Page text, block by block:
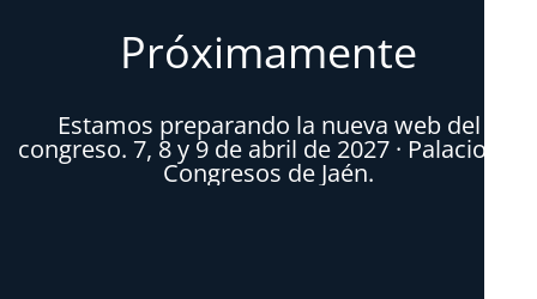
Próximamente
Estamos preparando la nueva web del
congreso. 7, 8 y 9 de abril de 2027 · Palacio de
Congresos de Jaén.